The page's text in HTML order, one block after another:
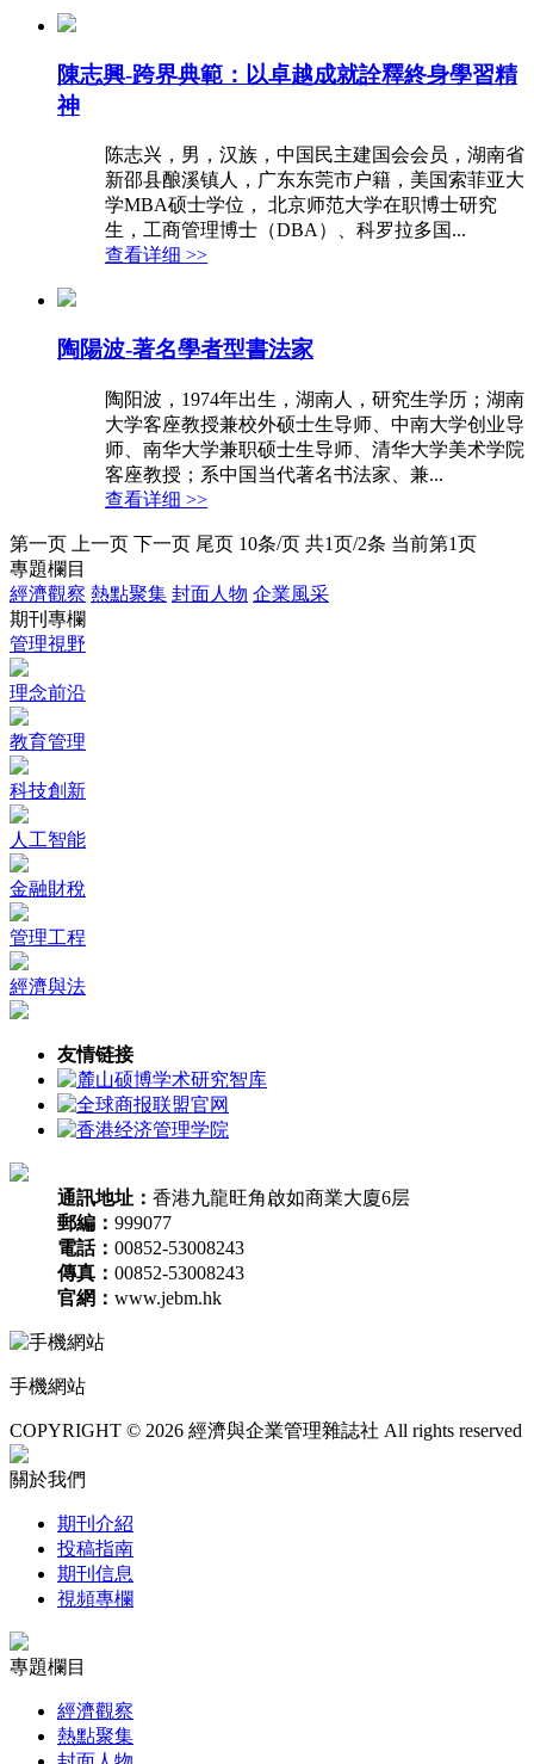
陳志興-跨界典範：以卓越成就詮釋終身學習精
神
陈志兴，男，汉族，中国民主建国会会员，湖南省
新邵县酿溪镇人，广东东莞市户籍，美国索菲亚大
学MBA硕士学位， 北京师范大学在职博士研究
生，工商管理博士（DBA）、科罗拉多国...
查看详细 >>
陶陽波-著名學者型書法家
陶阳波，1974年出生，湖南人，研究生学历；湖南
大学客座教授兼校外硕士生导师、中南大学创业导
师、南华大学兼职硕士生导师、清华大学美术学院
客座教授；系中国当代著名书法家、兼...
查看详细 >>
第一页 上一页 下一页 尾页 10条/页 共1页/2条 当前第1页
專題欄目
經濟觀察 熱點聚集 封面人物 企業風采
期刊專欄
管理視野
理念前沿
教育管理
科技創新
人工智能
金融財稅
管理工程
經濟與法
友情链接
通訊地址： 香港九龍旺角啟如商業大廈6层
郵編： 999077
電話： 00852-53008243
傳真： 00852-53008243
官網： www.jebm.hk
手機網站
COPYRIGHT © 2026 經濟與企業管理雜誌社 All rights reserved
關於我們
期刊介紹
投稿指南
期刊信息
視頻專欄
專題欄目
經濟觀察
熱點聚集